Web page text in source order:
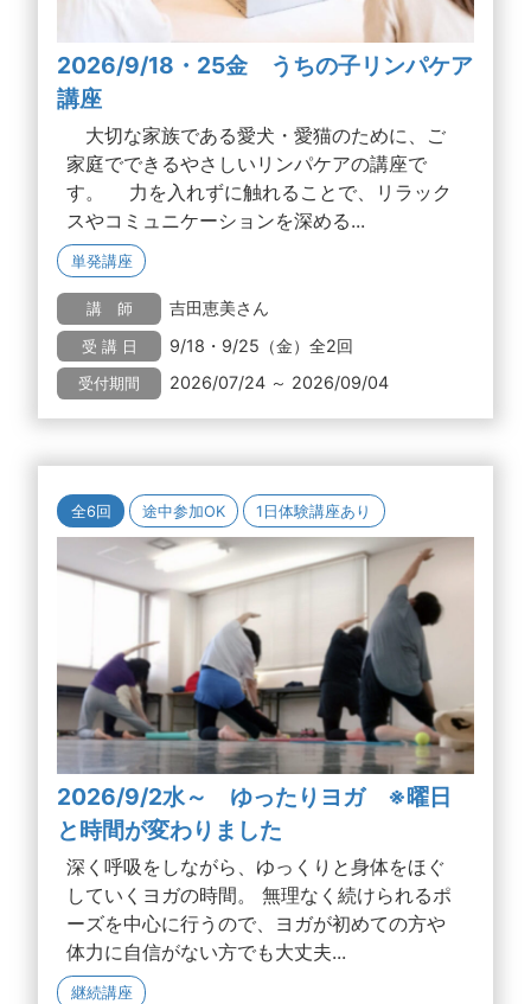
2026/9/18・25金 うちの子リンパケア
講座
大切な家族である愛犬・愛猫のために、ご
家庭でできるやさしいリンパケアの講座で
す。 力を入れずに触れることで、リラック
スやコミュニケーションを深める...
単発講座
講 師 吉田恵美さん
受 講 日 9/18・9/25（金）全2回
受付期間 2026/07/24 ～ 2026/09/04
全6回 途中参加OK 1日体験講座あり
2026/9/2水～ ゆったりヨガ ※曜日
と時間が変わりました
深く呼吸をしながら、ゆっくりと身体をほぐ
していくヨガの時間。 無理なく続けられるポ
ーズを中心に行うので、ヨガが初めての方や
体力に自信がない方でも大丈夫...
継続講座